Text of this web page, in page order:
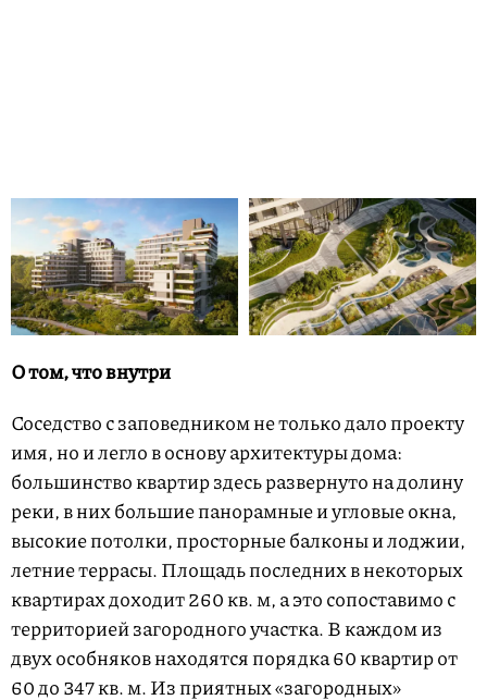
О том, что внутри
Соседство с заповедником не только дало проекту
имя, но и легло в основу архитектуры дома:
большинство квартир здесь развернуто на долину
реки, в них большие панорамные и угловые окна,
высокие потолки, просторные балконы и лоджии,
летние террасы. Площадь последних в некоторых
квартирах доходит 260 кв. м, а это сопоставимо с
территорией загородного участка. В каждом из
двух особняков находятся порядка 60 квартир от
60 до 347 кв. м. Из приятных «загородных»